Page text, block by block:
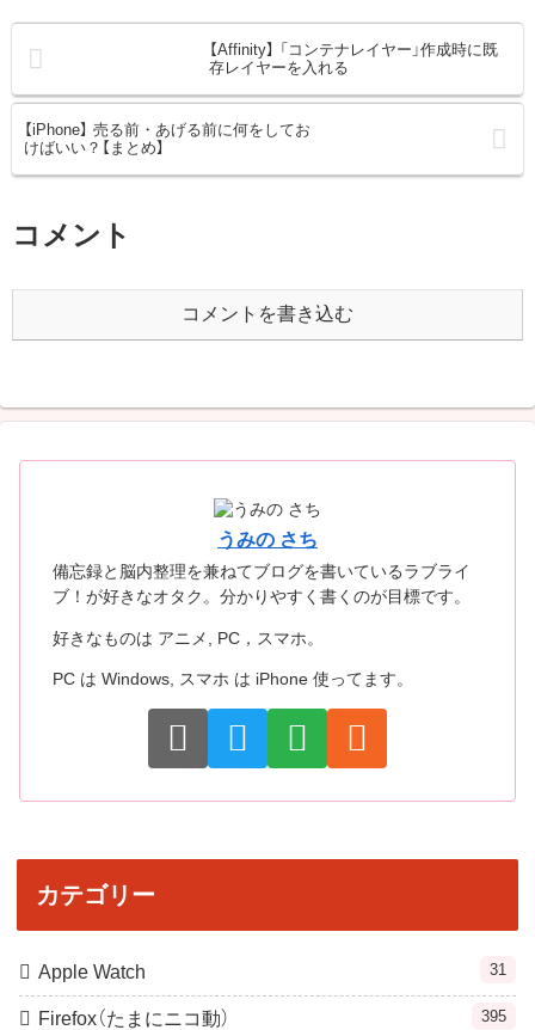
【Affinity】 「コンテナレイヤー」作成時に既
存レイヤーを入れる
【iPhone】 売る前・あげる前に何をしてお
けばいい？【まとめ】
コメント
コメントを書き込む
うみの さち
備忘録と脳内整理を兼ねてブログを書いているラブライ
ブ！が好きなオタク。分かりやすく書くのが目標です。
好きなものは アニメ, PC，スマホ。
PC は Windows, スマホ は iPhone 使ってます。
カテゴリー
Apple Watch 31
Firefox（たまにニコ動） 395